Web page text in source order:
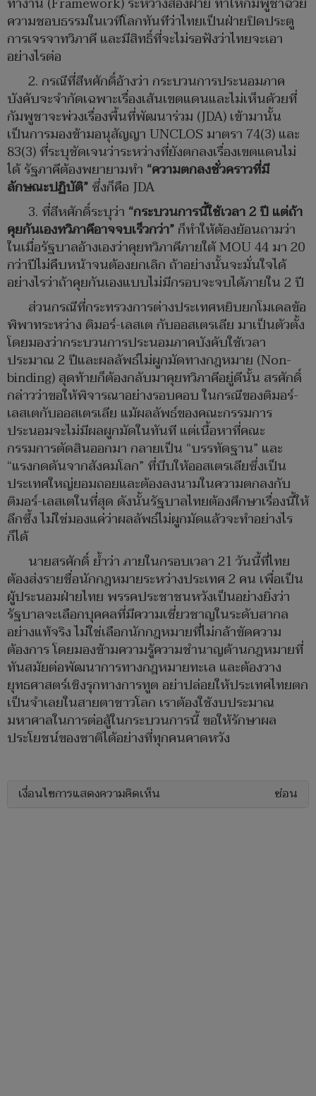
ความชอบธรรมในเวทีโลกทันทีว่าไทยเป็นฝ่ายปิดประตู
การเจรจาทวิภาคี และมีสิทธิ์ที่จะไม่รอฟังว่าไทยจะเอา
อย่างไรต่อ
2. กรณีที่สีหศักดิ์อ้างว่า กระบวนการประนอมภาค
บังคับจะจำกัดเฉพาะเรื่องเส้นเขตแดนและไม่เห็นด้วยที่
กัมพูชาจะพ่วงเรื่องพื้นที่พัฒนาร่วม (JDA) เข้ามานั้น
เป็นการมองข้ามอนุสัญญา UNCLOS มาตรา 74(3) และ
83(3) ที่ระบุชัดเจนว่าระหว่างที่ยังตกลงเรื่องเขตแดนไม่
ได้ รัฐภาคีต้องพยายามทำ “ความตกลงชั่วคราวที่มี
ลักษณะปฏิบัติ”ซึ่งก็คือ JDA
3. ที่สีหศักดิ์ระบุว่า “กระบวนการนี้ใช้เวลา 2 ปี แต่ถ้า
คุยกันเองทวิภาคีอาจจบเร็วกว่า”ก็ทำให้ต้องย้อนถามว่า
ในเมื่อรัฐบาลอ้างเองว่าคุยทวิภาคีภายใต้ MOU 44 มา 20
กว่าปีไม่คืบหน้าจนต้องยกเลิก ถ้าอย่างนั้นจะมั่นใจได้
อย่างไรว่าถ้าคุยกันเองแบบไม่มีกรอบจะจบได้ภายใน 2 ปี
ส่วนกรณีที่กระทรวงการต่างประเทศหยิบยกโมเดลข้อ
พิพาทระหว่าง ติมอร์-เลสเต กับออสเตรเลีย มาเป็นตัวตั้ง
โดยมองว่ากระบวนการประนอมภาคบังคับใช้เวลา
ประมาณ 2 ปีและผลลัพธ์ไม่ผูกมัดทางกฎหมาย (Non-
binding) สุดท้ายก็ต้องกลับมาคุยทวิภาคีอยู่ดีนั้น สรศักดิ์
กล่าวว่าขอให้พิจารณาอย่างรอบคอบ ในกรณีของติมอร์-
เลสเตกับออสเตรเลีย แม้ผลลัพธ์ของคณะกรรมการ
ประนอมจะไม่มีผลผูกมัดในทันที แต่เนื้อหาที่คณะ
กรรมการตัดสินออกมา กลายเป็น “บรรทัดฐาน” และ
“แรงกดดันจากสังคมโลก” ที่บีบให้ออสเตรเลียซึ่งเป็น
ประเทศใหญ่ยอมถอยและต้องลงนามในความตกลงกับ
ติมอร์-เลสเตในที่สุด ดังนั้นรัฐบาลไทยต้องศึกษาเรื่องนี้ให้
ลึกซึ้ง ไม่ใช่มองแค่ว่าผลลัพธ์ไม่ผูกมัดแล้วจะทำอย่างไร
ก็ได้
นายสรศักดิ์ ย้ำว่า ภายในกรอบเวลา 21 วันนี้ที่ไทย
ต้องส่งรายชื่อนักกฎหมายระหว่างประเทศ 2 คน เพื่อเป็น
ผู้ประนอมฝ่ายไทย พรรคประชาชนหวังเป็นอย่างยิ่งว่า
รัฐบาลจะเลือกบุคคลที่มีความเชี่ยวชาญในระดับสากล
อย่างแท้จริง ไม่ใช่เลือกนักกฎหมายที่ไม่กล้าขัดความ
ต้องการ โดยมองข้ามความรู้ความชำนาญด้านกฎหมายที่
ทันสมัยต่อพัฒนาการทางกฎหมายทะเล และต้องวาง
ยุทธศาสตร์เชิงรุกทางการทูต อย่าปล่อยให้ประเทศไทยตก
เป็นจำเลยในสายตาชาวโลก เราต้องใช้งบประมาณ
มหาศาลในการต่อสู้ในกระบวนการนี้ ขอให้รักษาผล
ประโยชน์ของชาติได้อย่างที่ทุกคนคาดหวัง
เงื่อนไขการแสดงความคิดเห็น ซ่อน